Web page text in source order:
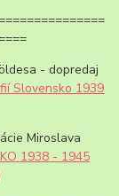
- dopredaj
Slovensko 1939
Miroslava
1938 - 1945